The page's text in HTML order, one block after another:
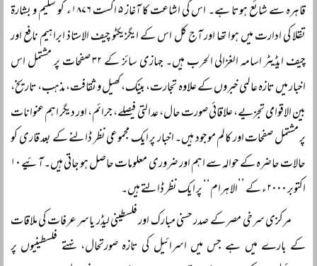
قاہرہ سے شائع ہوتا ہے۔ اس کی اشاعت کا آغاز ۵ اگست ۱۸۷۶ء کو سلیم و بشارۃ
تقلا کی ادارت میں ہوا تھا اور آج کل اس کے ایگزیکٹو چیف الاستاذ ابراہیم نافع اور
چیف ایڈیٹر اسامہ الغزالی الحرب ہیں۔ جہازی سائز کے ۳۲ صفحات پر مشتمل اس
اخبار میں تازہ عالمی خبروں کے علاوہ تجارت، بینک، کھیل و ثقافت، مذہب، تاریخ،
بین الاقوامی تجزیے، علاقائی صورت حال، عدالتی فیصلے، جرائم، اور دیگر اہم عنوانات
پر مشتمل صفحات اور کالم موجود ہیں۔ اخبار پر ایک مجموعی نظر ڈالنے کے بعد قاری کو
حالات حاضرہ کے حوالہ سے اہم اور ضروری معلومات حاصل ہو جاتی ہیں۔ آئیے ۱۰
اکتوبر ۲۰۰۰ء کے ’’الاہرام‘‘ پر ایک نظر ڈالتے ہیں۔
مرکزی سرخی مصر کے صدر حسنی مبارک اور فلسطینی لیڈر یاسر عرفات کی ملاقات
کے بارے میں ہے جس میں اسرائیل کی تازہ صورتحال، نہتے فلسطینیوں پر